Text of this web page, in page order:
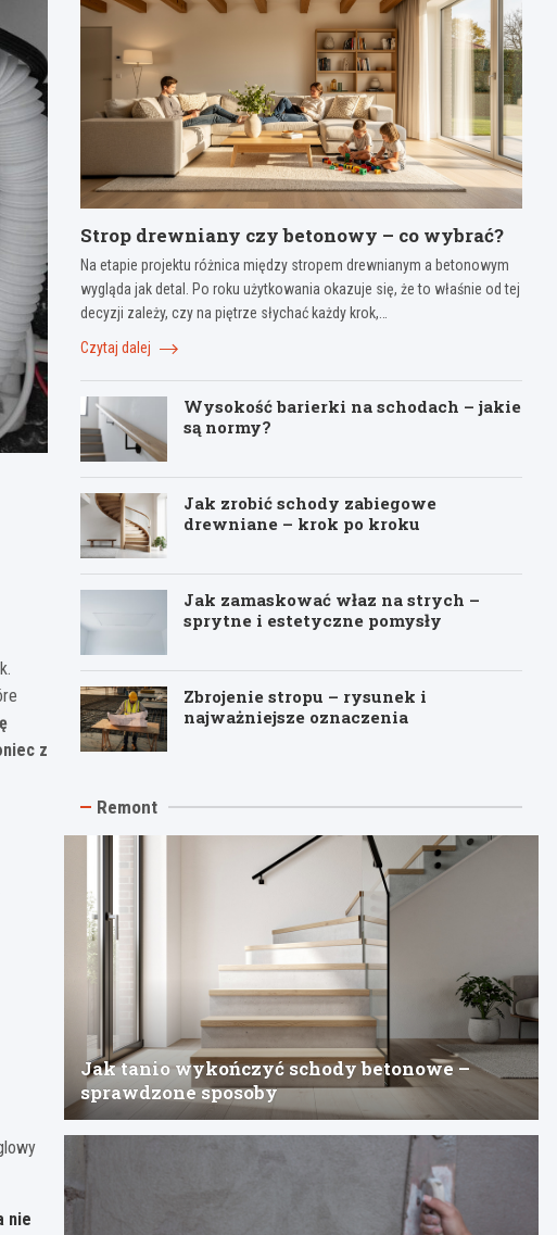
z
nie
Strop drewniany czy betonowy – co wybrać?
Na etapie projektu różnica między stropem drewnianym a betonowym
wygląda jak detal. Po roku użytkowania okazuje się, że to właśnie od tej
decyzji zależy, czy na piętrze słychać każdy krok,…
Czytaj dalej
Wysokość barierki na schodach – jakie
są normy?
Jak zrobić schody zabiegowe
drewniane – krok po kroku
Jak zamaskować właz na strych –
sprytne i estetyczne pomysły
Zbrojenie stropu – rysunek i
najważniejsze oznaczenia
Remont
Jak tanio wykończyć schody betonowe –
sprawdzone sposoby